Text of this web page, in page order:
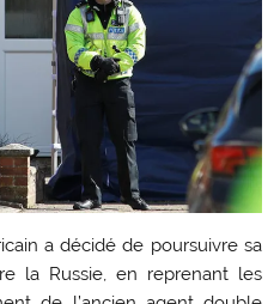
a décidé de poursuivre sa
la Russie, en reprenant les